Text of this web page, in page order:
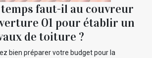
temps faut-il au couvreur
01 pour établir un
de toiture ?
bien préparer votre budget pour la